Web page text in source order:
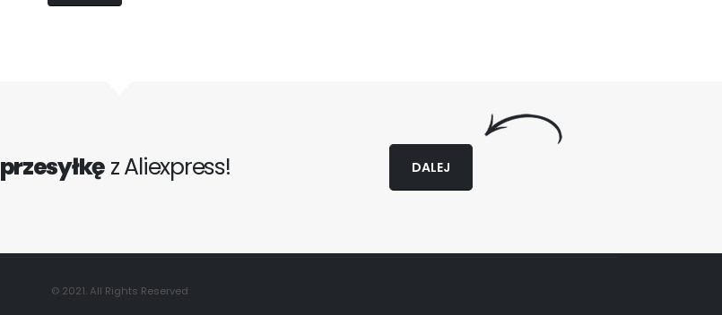
przesyłkę z Aliexpress! DALEJ
© 2021. All Rights Reserved